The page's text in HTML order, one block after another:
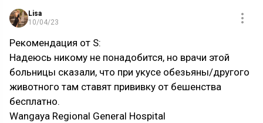
Lisa
10/04/23
Рекомендация от S:
Надеюсь никому не понадобится, но врачи этой
больницы сказали, что при укусе обезьяны/другого
животного там ставят прививку от бешенства
бесплатно.
Wangaya Regional General Hospital